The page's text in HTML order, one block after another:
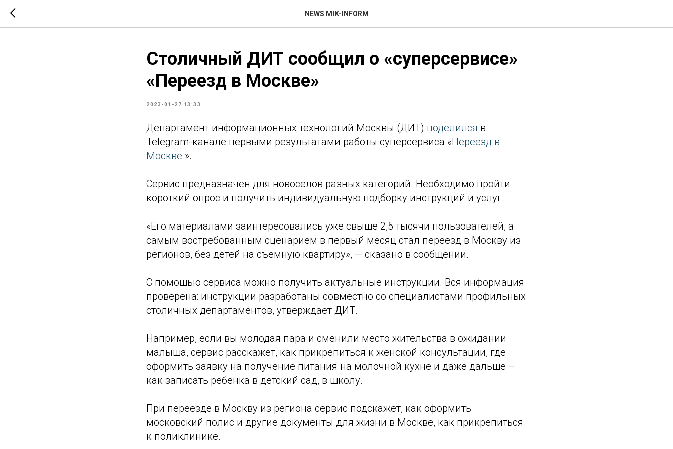
NEWS MIK-INFORM
Столичный ДИТ сообщил о «суперсервисе»
«Переезд в Москве»
2023-01-27 13:33
Департамент информационных технологий Москвы (ДИТ) поделился в
Telegram-канале первыми результатами работы суперсервиса «Переезд в
Москве ».
Сервис предназначен для новосёлов разных категорий. Необходимо пройти
короткий опрос и получить индивидуальную подборку инструкций и услуг.
«Его материалами заинтересовались уже свыше 2,5 тысячи пользователей, а
самым востребованным сценарием в первый месяц стал переезд в Москву из
регионов, без детей на съемную квартиру», — сказано в сообщении.
С помощью сервиса можно получить актуальные инструкции. Вся информация
проверена: инструкции разработаны совместно со специалистами профильных
столичных департаментов, утверждает ДИТ.
Например, если вы молодая пара и сменили место жительства в ожидании
малыша, сервис расскажет, как прикрепиться к женской консультации, где
оформить заявку на получение питания на молочной кухне и даже дальше –
как записать ребенка в детский сад, в школу.
При переезде в Москву из региона сервис подскажет, как оформить
московский полис и другие документы для жизни в Москве, как прикрепиться
к поликлинике.